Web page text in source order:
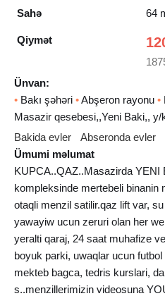
Sahə 64
Qiymət
Ünvan:
• Bakı şəhəri •Abşeron rayonu •
Masazir qesebesi,,Yeni Baki,,
Bakida evler
Abseronda evler
Ümumi məlumat
KUPCA..QAZ..Masazirda YENI
kompleksinde mertebeli binanin
otaqli menzil satilir.qaz lift var,
yawayiw ucun zeruri olan her
yeralti qaraj, 24 saat muhafize
boyuk parki, uwaqlar ucun
mekteb bagca, tedris kurslari,
s..menzillerimizin videosuna